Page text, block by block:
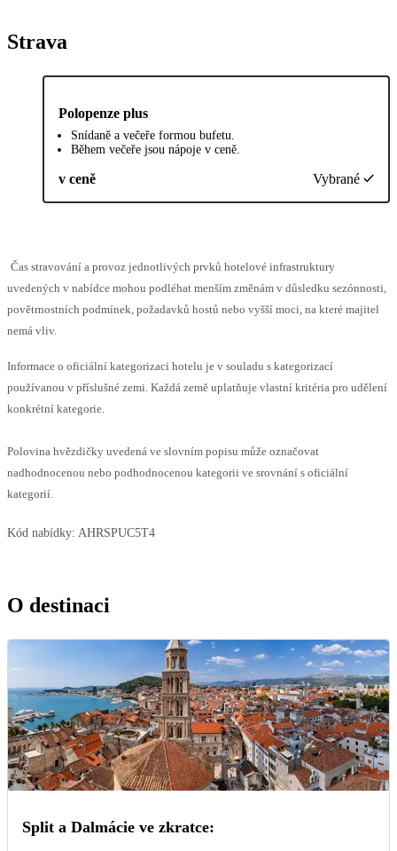
Strava
Polopenze plus
Snídaně a večeře formou bufetu.
Během večeře jsou nápoje v ceně.
v ceně Vybrané
Čas stravování a provoz jednotlivých prvků hotelové infrastruktury
uvedených v nabídce mohou podléhat menším změnám v důsledku sezónnosti,
povětrnostních podmínek, požadavků hostů nebo vyšší moci, na které majitel
nemá vliv.
Informace o oficiální kategorizaci hotelu je v souladu s kategorizací
používanou v příslušné zemi. Každá země uplatňuje vlastní kritéria pro udělení
konkrétní kategorie.
Polovina hvězdičky uvedená ve slovním popisu může označovat
nadhodnocenou nebo podhodnocenou kategorii ve srovnání s oficiální
kategorií.
Kód nabídky: AHRSPUC5T4
O destinaci
Split a Dalmácie ve zkratce: